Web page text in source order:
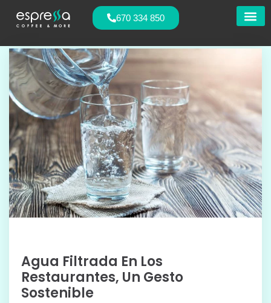
670 334 850
Agua Filtrada En Los
Restaurantes, Un Gesto
Sostenible